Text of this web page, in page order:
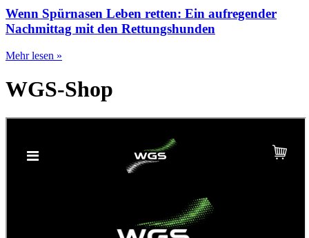
Wenn Spürnasen Leben retten: Ein aufregender
Nachmittag mit den Rettungshunden
Mehr lesen »
WGS-Shop